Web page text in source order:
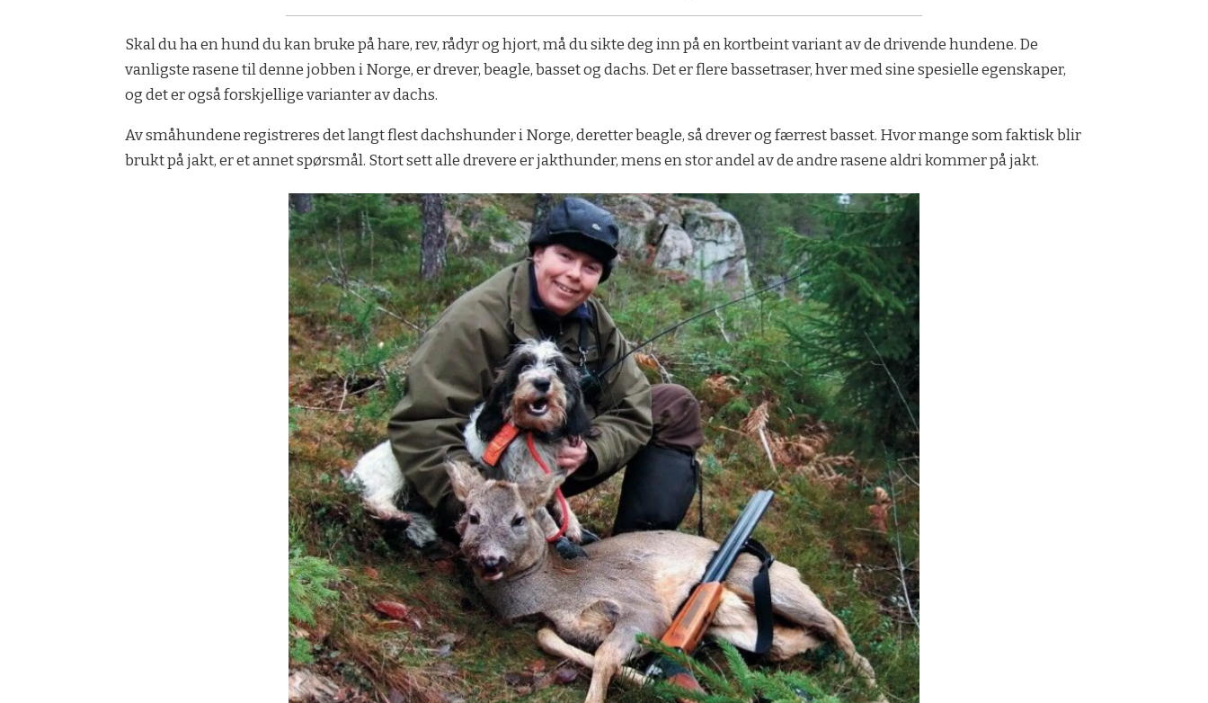
Skal du ha en hund du kan bruke på hare, rev, rådyr og hjort, må du sikte deg inn på en kortbeint variant av de drivende hundene. De
vanligste rasene til denne jobben i Norge, er drever, beagle, basset og dachs. Det er flere bassetraser, hver med sine spesielle egenskaper,
og det er også forskjellige varianter av dachs.
Av småhundene registreres det langt flest dachshunder i Norge, deretter beagle, så drever og færrest basset. Hvor mange som faktisk blir
brukt på jakt, er et annet spørsmål. Stort sett alle drevere er jakthunder, mens en stor andel av de andre rasene aldri kommer på jakt.